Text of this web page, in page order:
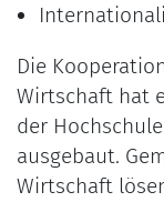
Die
Wirtschaft hat
der
ausgebaut.
Wirtschaft